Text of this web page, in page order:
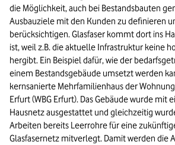
die Möglichkeit, auch bei Bestandsbauten
Ausbauziele mit den Kunden zu definieren
berücksichtigen. Glasfaser kommt dort ins
ist, weil z.B. die aktuelle Infrastruktur keine
hergibt. Ein Beispiel dafür, wie der
einem Bestandsgebäude umsetzt werden
kernsanierte Mehrfamilienhaus der
Erfurt (WBG Erfurt). Das Gebäude wurde mit
Hausnetz ausgestattet und gleichzeitig
Arbeiten bereits Leerrohre für eine
Glasfasernetz mitverlegt. Damit werden die